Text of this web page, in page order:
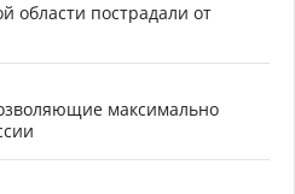
области пострадали от
максимально